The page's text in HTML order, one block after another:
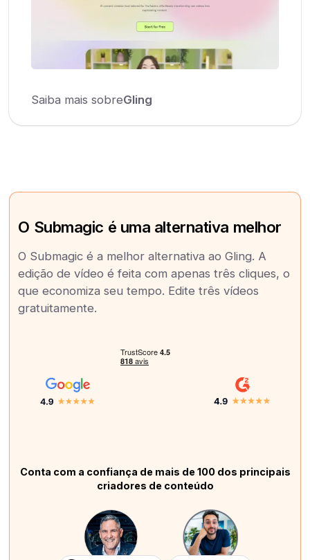
Saiba mais sobreGling
O Submagic é uma alternativa melhor
O Submagic é a melhor alternativa ao Gling. A
edição de vídeo é feita com apenas três cliques, o
que economiza seu tempo. Edite três vídeos
gratuitamente.
Conta com a confiança de mais de 100 dos principais
criadores de conteúdo